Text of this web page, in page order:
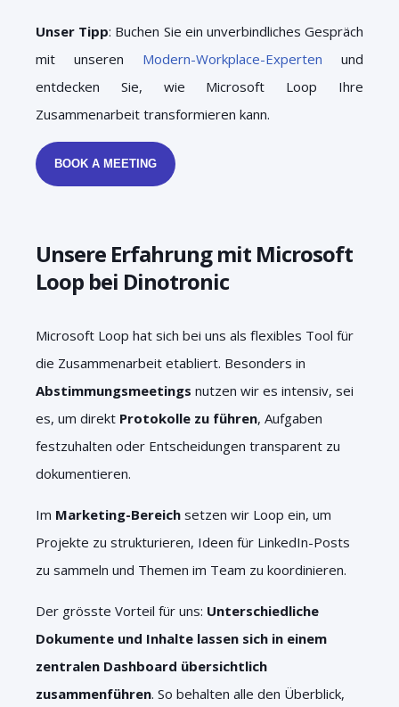
Unser Tipp: Buchen Sie ein unverbindliches Gespräch
mit unseren Modern-Workplace-Experten und
entdecken Sie, wie Microsoft Loop Ihre
Zusammenarbeit transformieren kann.
BOOK A MEETING
Unsere Erfahrung mit Microsoft
Loop bei Dinotronic
Microsoft Loop hat sich bei uns als flexibles Tool für
die Zusammenarbeit etabliert. Besonders in
Abstimmungsmeetings nutzen wir es intensiv, sei
es, um direkt Protokolle zu führen, Aufgaben
festzuhalten oder Entscheidungen transparent zu
dokumentieren.
Im Marketing-Bereich setzen wir Loop ein, um
Projekte zu strukturieren, Ideen für LinkedIn-Posts
zu sammeln und Themen im Team zu koordinieren.
Der grösste Vorteil für uns: Unterschiedliche
Dokumente und Inhalte lassen sich in einem
zentralen Dashboard übersichtlich
zusammenführen. So behalten alle den Überblick,